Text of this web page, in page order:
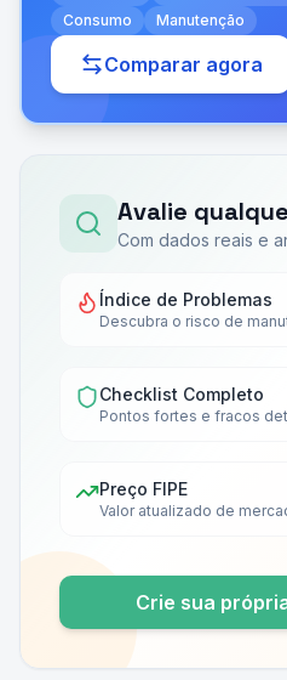
Consumo
Manutenção
Comparar agora
Avalie
Com dados reais e
Índice de Problemas
Descubra o risco de
Checklist Completo
Pontos fortes e fracos
Preço FIPE
Valor atualizado de
Crie sua